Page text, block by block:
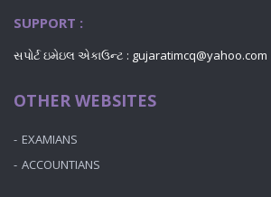
SUPPORT :
સપોર્ટ ઇમેઇલ એકાઉન્ટ : gujaratimcq@yahoo.com
OTHER WEBSITES
EXAMIANS
ACCOUNTIANS